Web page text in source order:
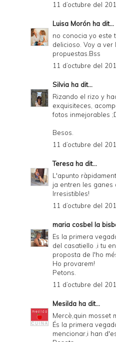
11 d’octubre del
Luisa Morón ha dit...
no conocia yo este
delicioso. Voy a ver
propuestas.Bss
11 d’octubre del
Silvia ha dit...
Rizando el rizo y
exquisiteces,
fotos inmejorables
Besos.
11 d’octubre del
Teresa ha dit...
L'apunto
ja entren les ganes
Irresistibles!
11 d’octubre del
maria cosbel la
Es la primera
del casatiello ,i tu
proposta de l'ho
Ho provarem!
Petons.
11 d’octubre del
Mesilda ha dit...
Mercè,quin mosset
És la primera
mencionar,i han